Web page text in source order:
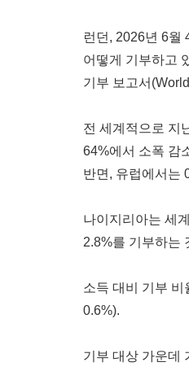
런던 , 2026년 6월
어떻게 기부하고
기부 보고서
전 세계적으로 지
64%에서 소폭 감
반면, 유럽에서는
나이지리아는 세
2.8%를 기부하는
소득 대비 기부
0.6%).
기부 대상 가운데